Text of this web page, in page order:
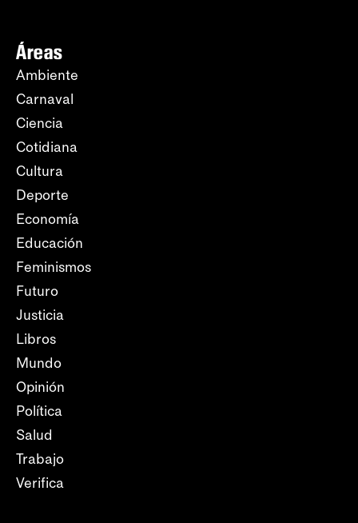
Áreas
Ambiente
Carnaval
Ciencia
Cotidiana
Cultura
Deporte
Economía
Educación
Feminismos
Futuro
Justicia
Libros
Mundo
Opinión
Política
Salud
Trabajo
Verifica